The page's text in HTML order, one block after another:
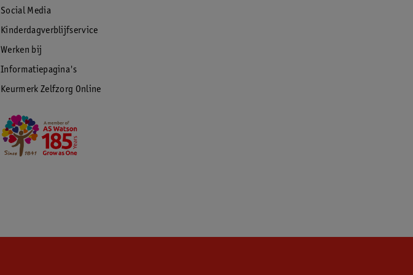
Social Media
Kinderdagverblijfservice
Werken bij
Informatiepagina's
Keurmerk Zelfzorg Online